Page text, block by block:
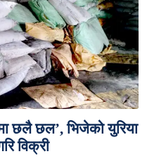
छलै छल’, भिजेको युरिया
विक्री